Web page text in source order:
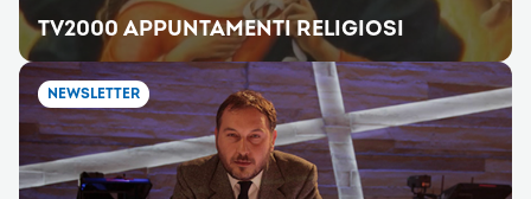
TV2000 APPUNTAMENTI RELIGIOSI
NEWSLETTER